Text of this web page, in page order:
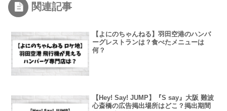
関連記事
【よにのちゃんねる】羽田空港のハンバ
ーグレストランは？食べたメニューは
何？
【Hey! Say! JUMP】『S say』大阪 難波
心斎橋の広告掲出場所はどこ？掲出期間